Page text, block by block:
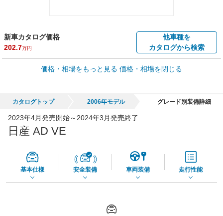
新車カタログ価格
202.7万円
他車種を
カタログから検索
車買取価格 *
車買取相場
65,050円
価格・相場をもっと見る 価格・相場を閉じる
カタログトップ 2006年モデル グレード別装備詳細
2023年4月発売開始～2024年3月発売終了
日産 AD VE
基本仕様 安全装備 車両装備 走行性能